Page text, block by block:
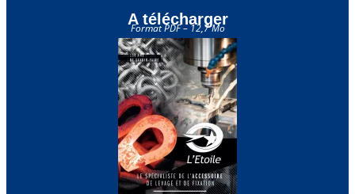
A télécharger
Format PDF – 12,7 Mo